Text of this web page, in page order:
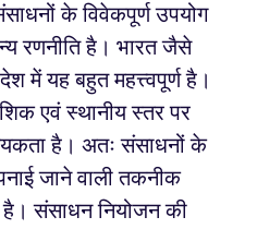
के विवेकपूर्ण उपयोग
रणनीति है। भारत जैसे
में यह बहुत महत्त्वपूर्ण है।
एवं स्थानीय स्तर पर
है। अतः संसाधनों के
जाने वाली तकनीक
संसाधन नियोजन की